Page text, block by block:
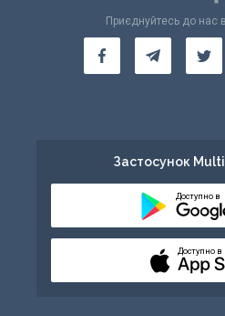
Приєднуйтесь до нас
Застосунок Multi
Доступно в
Доступно в